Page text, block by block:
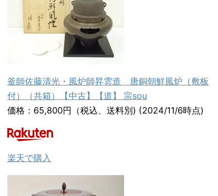
釜師佐藤清光・風炉師昇雲造 唐銅朝鮮風炉（敷板
付）（共箱）【中古】【道】 宗sou
価格：65,800円（税込、送料別) (2024/11/6時点)
楽天で購入